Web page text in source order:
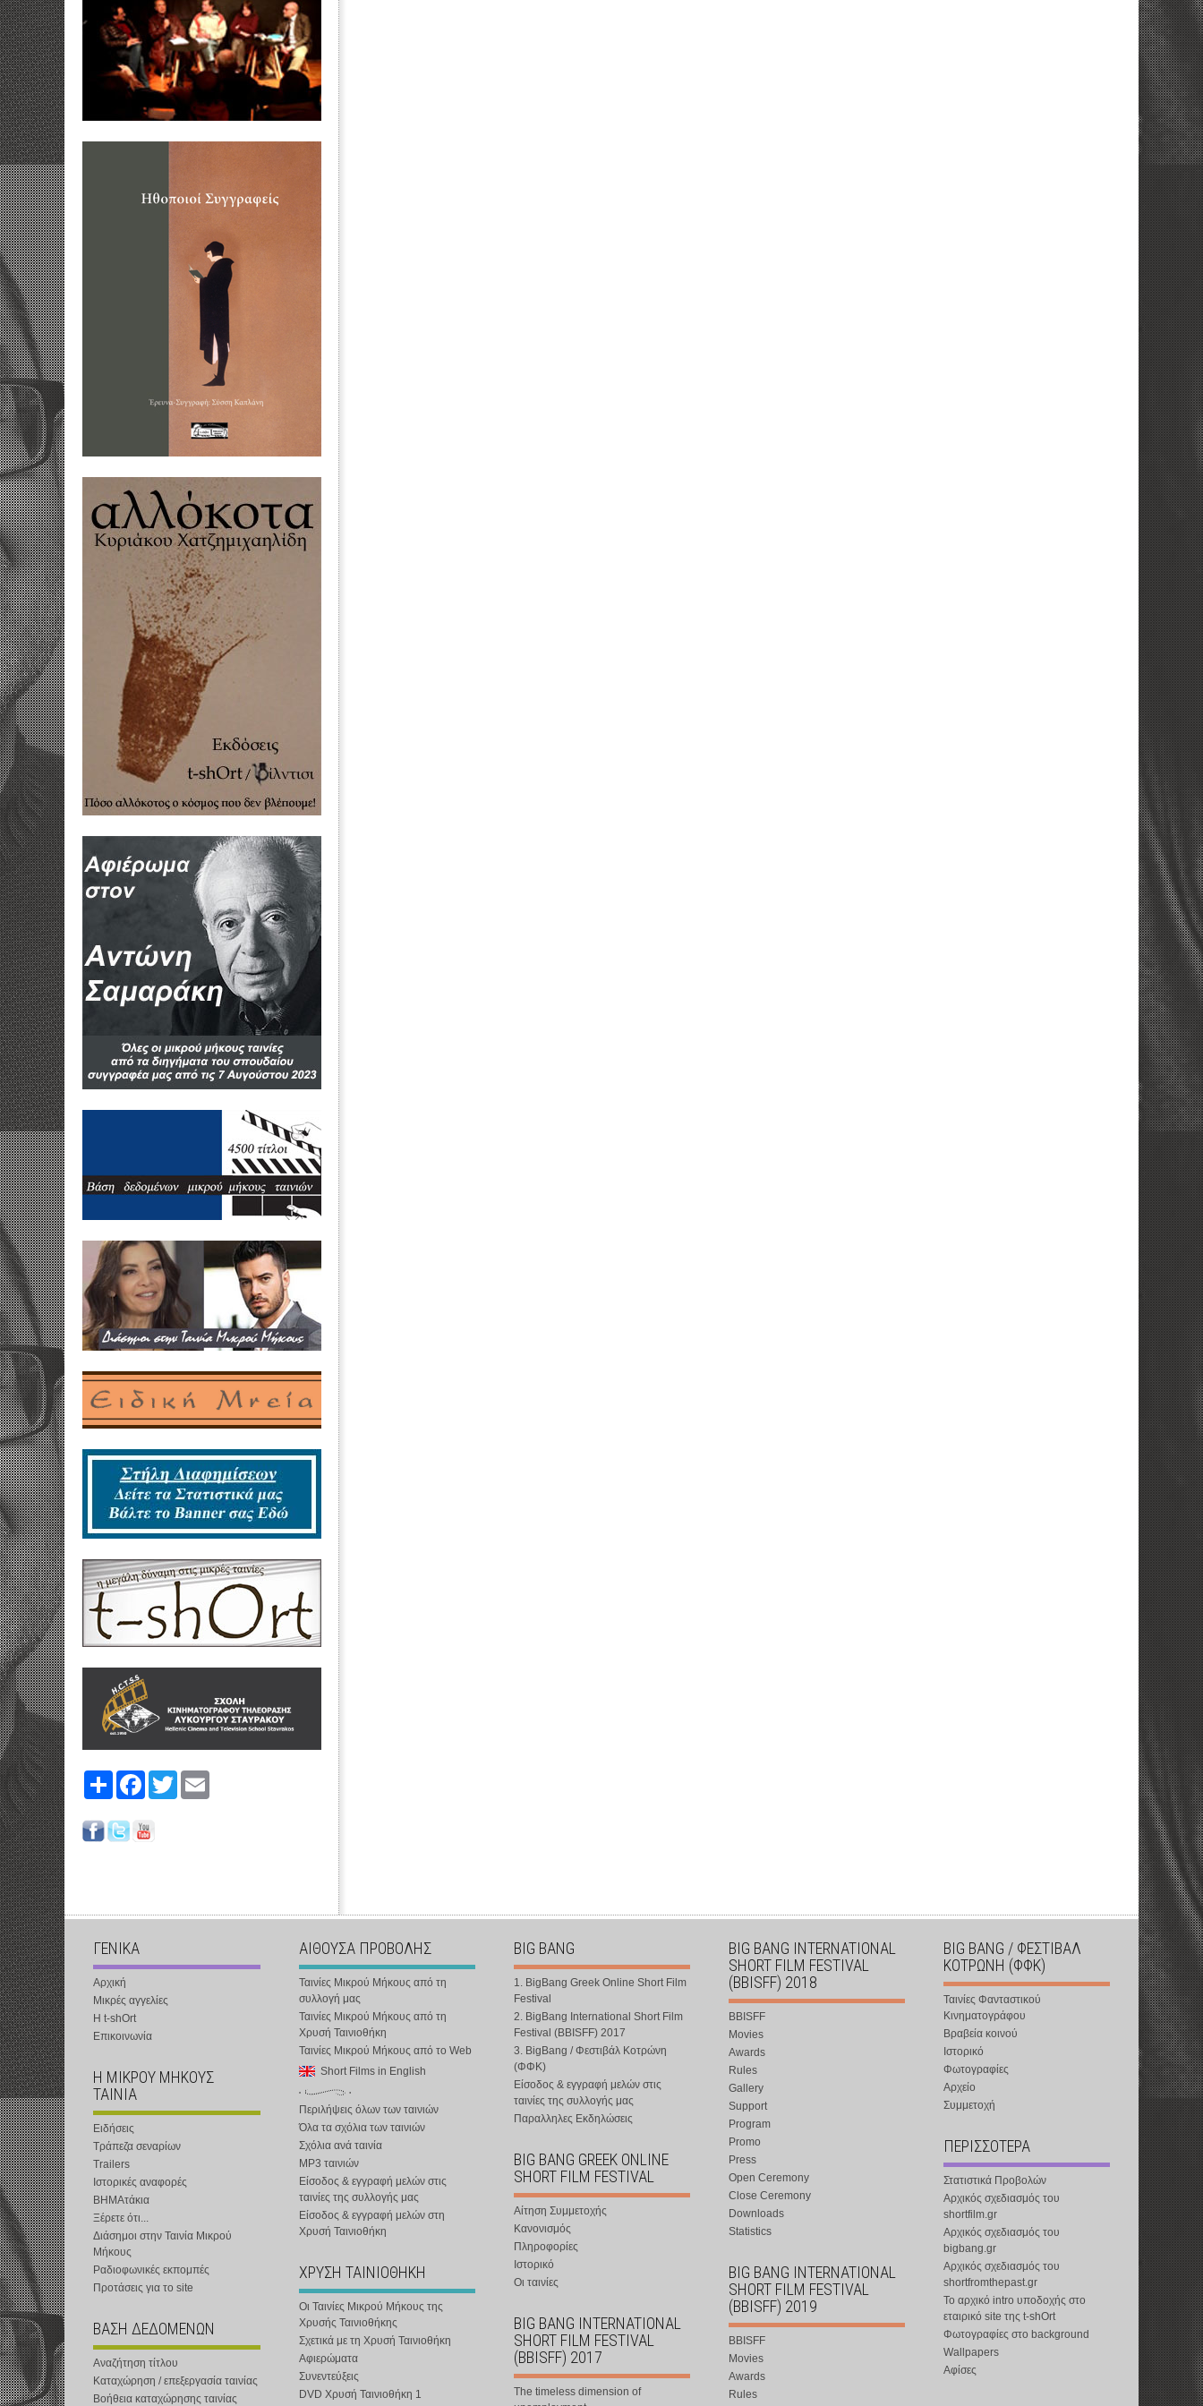
Share FacebookTwitter
ΓΕΝΙΚΑ
Αρχική
Μικρές αγγελίες
Η t-shOrt
Επικοινωνία
Η ΜΙΚΡΟΥ ΜΗΚΟΥΣ
ΤΑΙΝΙΑ
Ειδήσεις
Τράπεζα σεναρίων
Trailers
Ιστορικές αναφορές
ΒΗΜΑτάκια
Ξέρετε ότι...
Διάσημοι στην Ταινία Μικρού
Μήκους
Ραδιοφωνικές εκπομπές
Προτάσεις για το site
ΒΑΣΗ ΔΕΔΟΜΕΝΩΝ
Αναζήτηση τίτλου
Καταχώρηση / επεξεργασία ταινίας
Βοήθεια καταχώρησης ταινίας
ΑΙΘΟΥΣΑ ΠΡΟΒΟΛΗΣ
Ταινίες Μικρού Μήκους από τη
συλλογή μας
Ταινίες Μικρού Μήκους από τη
Χρυσή Ταινιοθήκη
Ταινίες Μικρού Μήκους από το Web
Short Films in English
Περιλήψεις όλων των ταινιών
Όλα τα σχόλια των ταινιών
Σχόλια ανά ταινία
MP3 ταινιών
Είσοδος & εγγραφή μελών στις
ταινίες της συλλογής μας
Είσοδος & εγγραφή μελών στη
Χρυσή Ταινιοθήκη
ΧΡΥΣΗ ΤΑΙΝΙΟΘΗΚΗ
Οι Ταινίες Μικρού Μήκους της
Χρυσής Ταινιοθήκης
Σχετικά με τη Χρυσή Ταινιοθήκη
Αφιερώματα
Συνεντεύξεις
DVD Χρυσή Ταινιοθήκη 1
BIG BANG
1. BigBang Greek Online Short Film
Festival
2. BigBang International Short Film
Festival (BBISFF) 2017
3. BigBang / Φεστιβάλ Κοτρώνη
(ΦΦΚ)
Είσοδος & εγγραφή μελών στις
ταινίες της συλλογής μας
Παραλληλες Εκδηλώσεις
BIG BANG GREEK ONLINE
SHORT FILM FESTIVAL
Αίτηση Συμμετοχής
Κανονισμός
Πληροφορίες
Ιστορικό
Οι ταινίες
BIG BANG INTERNATIONAL
SHORT FILM FESTIVAL
(BBISFF) 2017
The timeless dimension of
BIG BANG INTERNATIONAL
SHORT FILM FESTIVAL
(BBISFF) 2018
BBISFF
Movies
Awards
Rules
Gallery
Support
Program
Promo
Press
Open Ceremony
Close Ceremony
Downloads
Statistics
BIG BANG INTERNATIONAL
SHORT FILM FESTIVAL
(BBISFF) 2019
BBISFF
Movies
Awards
Rules
BIG BANG / ΦΕΣΤΙΒΑΛ
ΚΟΤΡΩΝΗ (ΦΦΚ)
Ταινίες Φανταστικού
Κινηματογράφου
Βραβεία κοινού
Ιστορικό
Φωτογραφίες
Αρχείο
Συμμετοχή
ΠΕΡΙΣΣΟΤΕΡΑ
Στατιστικά Προβολών
Αρχικός σχεδιασμός του
shortfilm.gr
Αρχικός σχεδιασμός του
bigbang.gr
Αρχικός σχεδιασμός του
shortfromthepast.gr
Το αρχικό intro υποδοχής στο
εταιρικό site της t-shOrt
Φωτογραφίες στο background
Wallpapers
Αφίσες